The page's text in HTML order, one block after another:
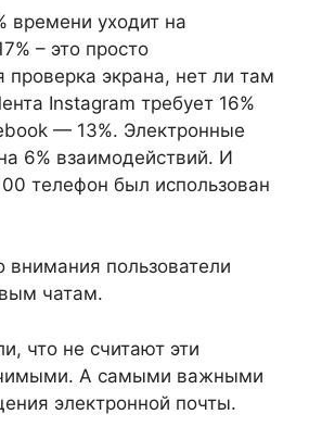
времени уходит на
– это просто
проверка экрана, нет ли там
Instagram требует 16%
— 13%. Электронные
6% взаимодействий. И
телефон был использован
внимания пользователи
чатам.
что не считают эти
А самыми важными
электронной почты.